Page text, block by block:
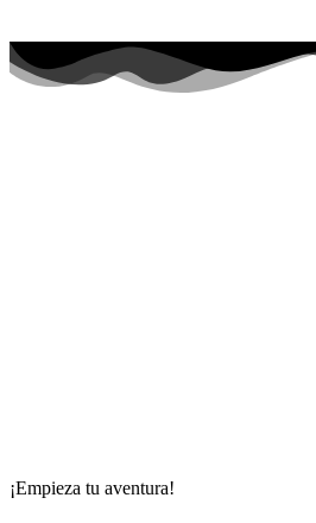
¡Empieza tu aventura!